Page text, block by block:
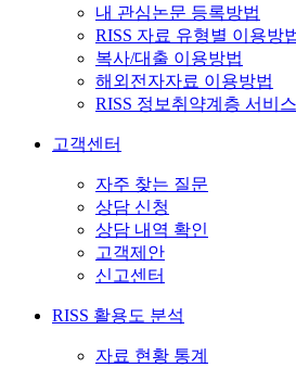
내 관심논문 등록방법
RISS 자료 유형별 이용방
복사/대출 이용방법
해외전자자료 이용방법
RISS 정보취약계층 서비
고객센터
자주 찾는 질문
상담 신청
상담 내역 확인
고객제안
신고센터
RISS 활용도 분석
자료 현황 통계